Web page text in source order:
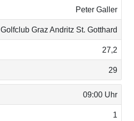
Peter Galler
Golfclub Graz Andritz St. Gotthard
27,2
29
09:00 Uhr
1